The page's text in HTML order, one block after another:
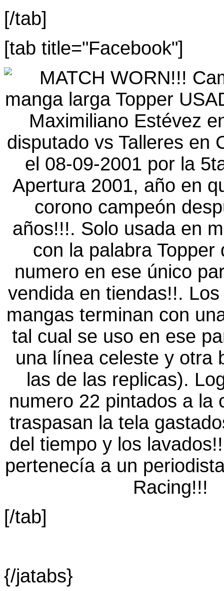
[/tab]
[tab title="Facebook"]
[/tab]
{/jatabs}